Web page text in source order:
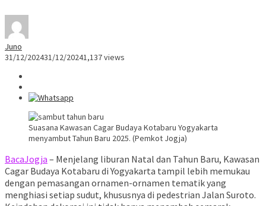
Juno
31/12/202431/12/20241,137 views
Suasana Kawasan Cagar Budaya Kotabaru Yogyakarta
menyambut Tahun Baru 2025. (Pemkot Jogja)
BacaJogja – Menjelang liburan Natal dan Tahun Baru, Kawasan
Cagar Budaya Kotabaru di Yogyakarta tampil lebih memukau
dengan pemasangan ornamen-ornamen tematik yang
menghiasi setiap sudut, khususnya di pedestrian Jalan Suroto.